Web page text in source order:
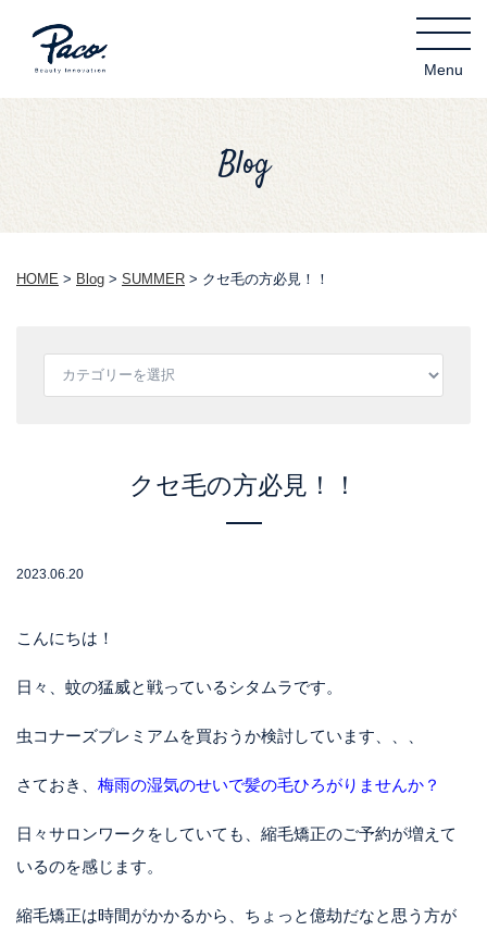
Blog
HOME > Blog > SUMMER > クセ毛の方必見！！
クセ毛の方必見！！
2023.06.20
こんにちは！
日々、蚊の猛威と戦っているシタムラです。
虫コナーズプレミアムを買おうか検討しています、、、
さておき、 梅雨の湿気のせいで髪の毛ひろがりませんか？
日々サロンワークをしていても、縮毛矯正のご予約が増えて
いるのを感じます。
縮毛矯正は時間がかかるから、ちょっと億劫だなと思う方が